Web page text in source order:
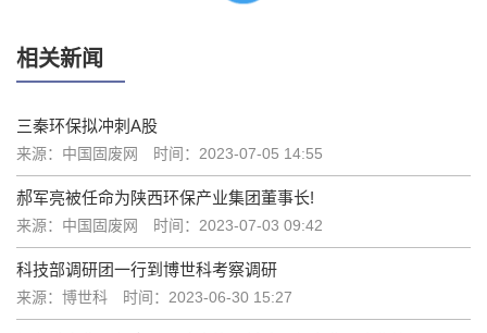
相关新闻
三秦环保拟冲刺A股
来源：中国固废网 时间：2023-07-05 14:55
郝军亮被任命为陕西环保产业集团董事长!
来源：中国固废网 时间：2023-07-03 09:42
科技部调研团一行到博世科考察调研
来源：博世科 时间：2023-06-30 15:27